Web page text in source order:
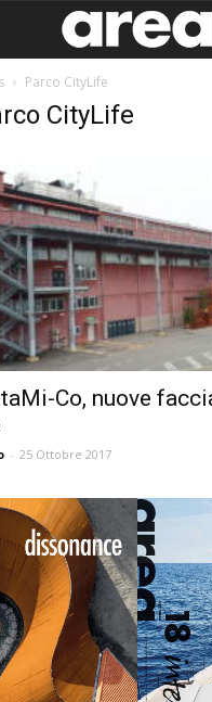
Parco CityLife
CityLife
Co, nuove
- 25 Ottobre 2017